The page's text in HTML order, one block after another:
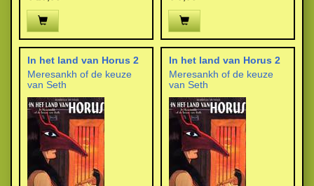
In het land van Horus 2
Meresankh of de keuze
van Seth
In het land van Horus 2
Meresankh of de keuze
van Seth